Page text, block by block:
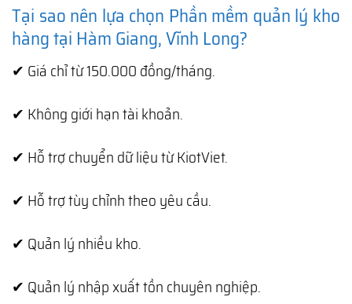
Tại sao nên lựa chọn Phần mềm quản lý kho
hàng tại Hàm Giang, Vĩnh Long?
✔ Giá chỉ từ 150.000 đồng/tháng.
✔ Không giới hạn tài khoản.
✔ Hỗ trợ chuyển dữ liệu từ KiotViet.
✔ Hỗ trợ tùy chỉnh theo yêu cầu.
✔ Quản lý nhiều kho.
✔ Quản lý nhập xuất tồn chuyên nghiệp.